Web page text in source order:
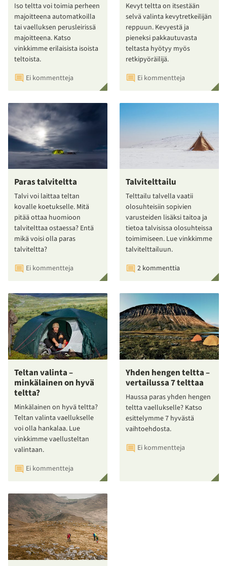
Iso teltta voi toimia perheen
majoitteena automatkoilla
tai vaelluksen perusleirissä
majoitteena. Katso
vinkkimme erilaisista isoista
teltoista.
Ei kommentteja
Kevyt teltta on itsestään
selvä valinta kevytretkeilijän
reppuun. Kevyestä ja
pieneksi pakkautuvasta
teltasta hyötyy myös
retkipyöräilijä.
Ei kommentteja
Paras talviteltta
Talvi voi laittaa teltan
kovalle koetukselle. Mitä
pitää ottaa huomioon
talvitelttaa ostaessa? Entä
mikä voisi olla paras
talviteltta?
Ei kommentteja
Talvitelttailu
Telttailu talvella vaatii
olosuhteisiin sopivien
varusteiden lisäksi taitoa ja
tietoa talvisissa olosuhteissa
toimimiseen. Lue vinkkimme
talvitelttailuun.
2 kommenttia
Teltan valinta –
minkälainen on hyvä
teltta?
Minkälainen on hyvä teltta?
Teltan valinta vaellukselle
voi olla hankalaa. Lue
vinkkimme vaellusteltan
valintaan.
Ei kommentteja
Yhden hengen teltta –
vertailussa 7 telttaa
Haussa paras yhden hengen
teltta vaellukselle? Katso
esittelymme 7 hyvästä
vaihtoehdosta.
Ei kommentteja